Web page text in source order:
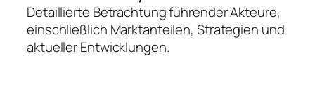
Detaillierte Betrachtung führender Akteure,
einschließlich Marktanteilen, Strategien und
aktueller Entwicklungen.